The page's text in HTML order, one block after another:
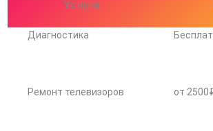
Услуга
Диагностика
Ремонт телевизоров от